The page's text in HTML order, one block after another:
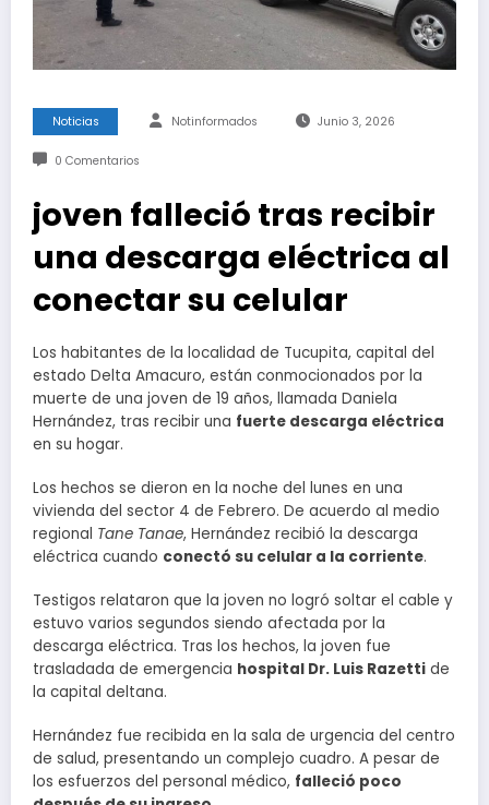
Noticias Notinformados Junio 3, 2026
0 Comentarios
joven falleció tras recibir
una descarga eléctrica al
conectar su celular
Los habitantes de la localidad de Tucupita, capital del
estado Delta Amacuro, están conmocionados por la
muerte de una joven de 19 años, llamada Daniela
Hernández, tras recibir una fuerte descarga eléctrica
en su hogar.
Los hechos se dieron en la noche del lunes en una
vivienda del sector 4 de Febrero. De acuerdo al medio
regional Tane Tanae, Hernández recibió la descarga
eléctrica cuando conectó su celular a la corriente.
Testigos relataron que la joven no logró soltar el cable y
estuvo varios segundos siendo afectada por la
descarga eléctrica. Tras los hechos, la joven fue
trasladada de emergencia hospital Dr. Luis Razetti de
la capital deltana.
Hernández fue recibida en la sala de urgencia del centro
de salud, presentando un complejo cuadro. A pesar de
los esfuerzos del personal médico, falleció poco